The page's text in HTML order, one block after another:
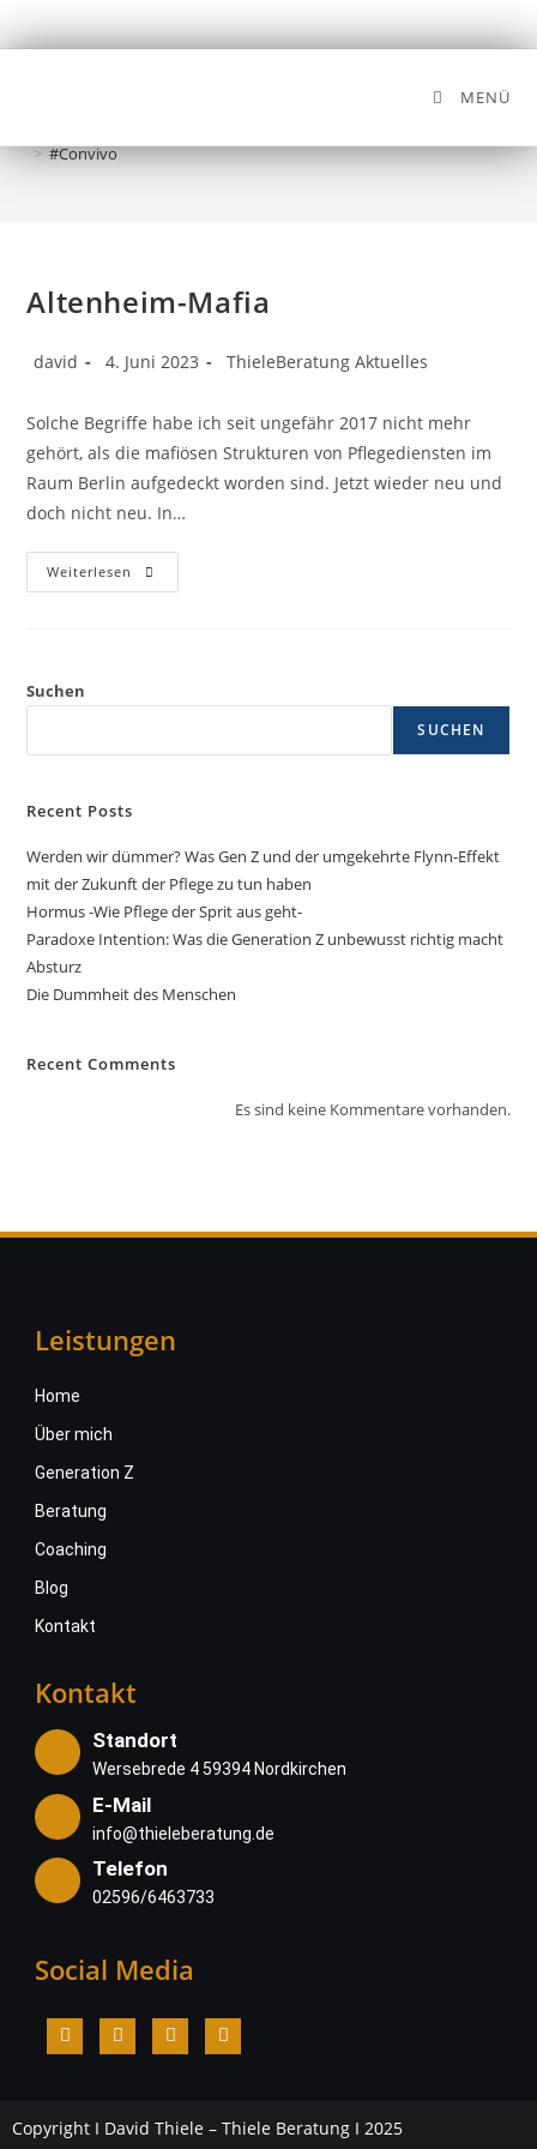
MENÜ
> #Convivo
Altenheim-Mafia
david 4. Juni 2023 ThieleBeratung Aktuelles
Solche Begriffe habe ich seit ungefähr 2017 nicht mehr
gehört, als die mafiösen Strukturen von Pflegediensten im
Raum Berlin aufgedeckt worden sind. Jetzt wieder neu und
doch nicht neu. In…
Weiterlesen
Suchen
SUCHEN
Recent Posts
Werden wir dümmer? Was Gen Z und der umgekehrte Flynn-Effekt
mit der Zukunft der Pflege zu tun haben
Hormus -Wie Pflege der Sprit aus geht-
Paradoxe Intention: Was die Generation Z unbewusst richtig macht
Absturz
Die Dummheit des Menschen
Recent Comments
Es sind keine Kommentare vorhanden.
Leistungen
Home
Über mich
Generation Z
Beratung
Coaching
Blog
Kontakt
Kontakt
Standort
Wersebrede 4 59394 Nordkirchen
E-Mail
info@thieleberatung.de
Telefon
02596/6463733
Social Media
Copyright I David Thiele – Thiele Beratung I 2025